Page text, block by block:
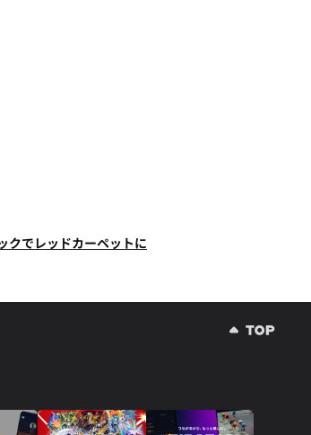
熱狂を作り続けられるのか？コラボ初の“真獣神化”やDJ KOO、てつ
クでレッドカーペットに